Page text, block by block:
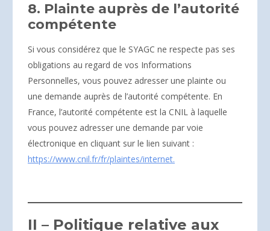
8. Plainte auprès de l’autorité
compétente
Si vous considérez que le SYAGC ne respecte pas ses
obligations au regard de vos Informations
Personnelles, vous pouvez adresser une plainte ou
une demande auprès de l’autorité compétente. En
France, l’autorité compétente est la CNIL à laquelle
vous pouvez adresser une demande par voie
électronique en cliquant sur le lien suivant :
https://www.cnil.fr/fr/plaintes/internet.
II – Politique relative aux